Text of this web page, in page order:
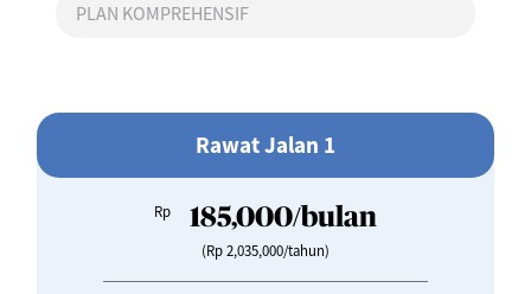
PLAN KOMPREHENSIF
Rawat Jalan 1
Rp 185,000/bulan
(Rp 2,035,000/tahun)